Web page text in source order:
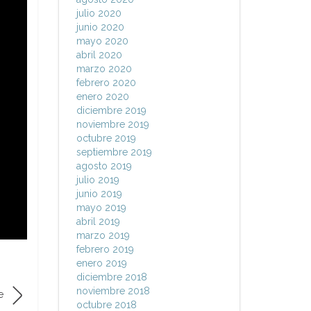
julio 2020
junio 2020
mayo 2020
abril 2020
marzo 2020
febrero 2020
enero 2020
diciembre 2019
noviembre 2019
octubre 2019
septiembre 2019
agosto 2019
julio 2019
junio 2019
mayo 2019
abril 2019
marzo 2019
febrero 2019
enero 2019
diciembre 2018
noviembre 2018
octubre 2018